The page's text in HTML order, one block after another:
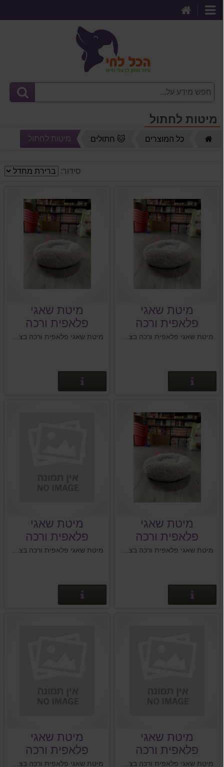
קטגוריות
מיטות לחתול
כל המוצרים 🐱 חתולים מיטות לחתול
סידור:
מיטת שאגי
פלאפית ורכה
בצבע אפור 80 ס"מ
מיטת שאגי פלאפית ורכה בצבע אפור לכלבים וחתולים גודל המיטה: 80 ס''מ
מיטת שאגי
פלאפית ורכה
בצבע אפור 70 ס"מ
מיטת שאגי פלאפית ורכה בצבע אפור לכלבים וחתולים גודל המיטה: 70 ס''מ
מיטת שאגי
פלאפית ורכה
בצבע אפור 60 ס"מ
מיטת שאגי
פלאפית ורכה
בצבע שחור 70
מיטת שאגי
פלאפית ורכה
בצבע שחור 60
מיטת שאגי
פלאפית ורכה
בצבע שחור 50